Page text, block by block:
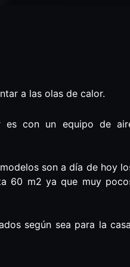
a las olas de calor.
es con un equipo de
son a día de hoy
60 m2 ya que muy
según sea para la